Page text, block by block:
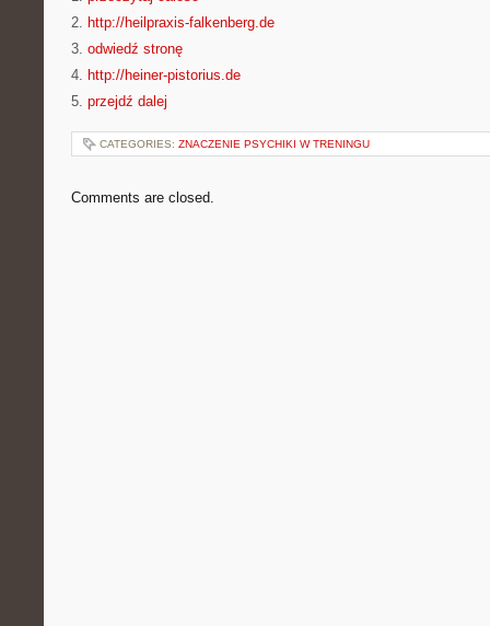
2. http://heilpraxis-falkenberg.de
3. odwiedź stronę
4. http://heiner-pistorius.de
5. przejdź dalej
CATEGORIES: ZNACZENIE PSYCHIKI W TRENINGU
Comments are closed.